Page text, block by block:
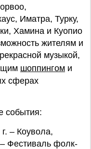
Иматра, Турку,
Хамина и Куопио
жителям и
музыкой,
шоппингом и
сферах
события:
– Коувола,
Фестиваль фолк-